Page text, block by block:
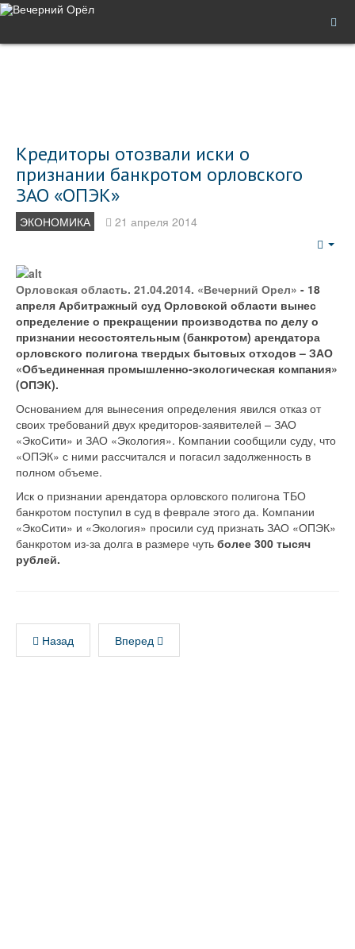
Кредиторы отозвали иски о
признании банкротом орловского
ЗАО «ОПЭК»
ЭКОНОМИКА 21 апреля 2014
Орловская область. 21.04.2014. «Вечерний Орел» - 18
апреля Арбитражный суд Орловской области вынес
определение о прекращении производства по делу о
признании несостоятельным (банкротом) арендатора
орловского полигона твердых бытовых отходов – ЗАО
«Объединенная промышленно-экологическая компания»
(ОПЭК).
Основанием для вынесения определения явился отказ от
своих требований двух кредиторов-заявителей – ЗАО
«ЭкоСити» и ЗАО «Экология». Компании сообщили суду, что
«ОПЭК» с ними рассчитался и погасил задолженность в
полном объеме.
Иск о признании арендатора орловского полигона ТБО
банкротом поступил в суд в феврале этого да. Компании
«ЭкоСити» и «Экология» просили суд признать ЗАО «ОПЭК»
банкротом из-за долга в размере чуть более 300 тысяч
рублей.
Назад Вперед